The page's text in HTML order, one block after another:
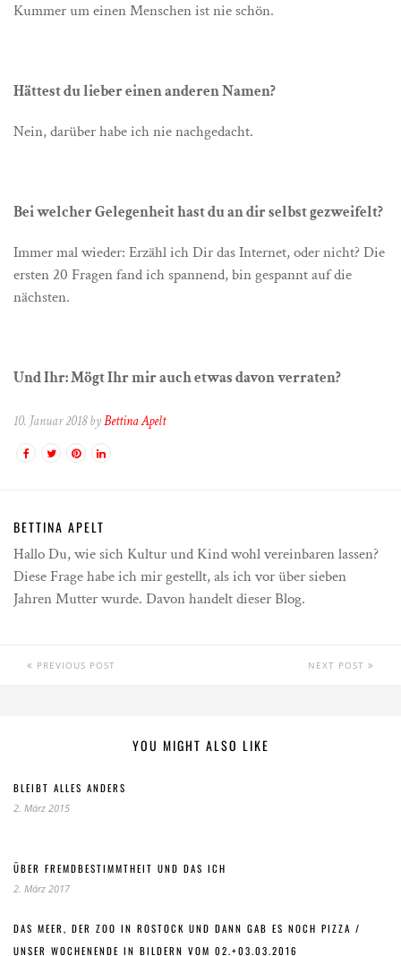
Kummer um einen Menschen ist nie schön.
Hättest du lieber einen anderen Namen?
Nein, darüber habe ich nie nachgedacht.
Bei welcher Gelegenheit hast du an dir selbst gezweifelt?
Immer mal wieder: Erzähl ich Dir das Internet, oder nicht? Die
ersten 20 Fragen fand ich spannend, bin gespannt auf die
nächsten.
Und Ihr: Mögt Ihr mir auch etwas davon verraten?
10. Januar 2018 byBettina Apelt
BETTINA APELT
Hallo Du, wie sich Kultur und Kind wohl vereinbaren lassen?
Diese Frage habe ich mir gestellt, als ich vor über sieben
Jahren Mutter wurde. Davon handelt dieser Blog.
PREVIOUS POST NEXT POST
YOU MIGHT ALSO LIKE
BLEIBT ALLES ANDERS
2. März 2015
ÜBER FREMDBESTIMMTHEIT UND DAS ICH
2. März 2017
DAS MEER, DER ZOO IN ROSTOCK UND DANN GAB ES NOCH PIZZA /
UNSER WOCHENENDE IN BILDERN VOM 02.+03.03.2016